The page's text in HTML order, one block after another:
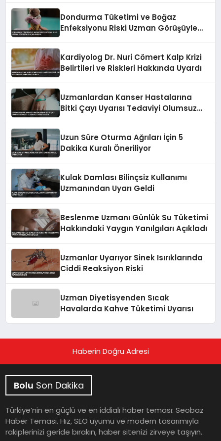
Dondurma Tüketimi ve Boğaz
Enfeksiyonu Riski Uzman Görüşüyle
Kardiyolog Dr. Nuri Cömert Kalp Krizi
Belirtileri ve Riskleri Hakkında Uyardı
Uzmanlardan Kanser Hastalarına
Bitki Çayı Uyarısı Tedaviyi Olumsuz
Uzun Süre Oturma Ağrıları İçin 5
Dakika Kuralı Öneriliyor
Kulak Damlası Bilinçsiz Kullanımı
Uzmanından Uyarı Geldi
Beslenme Uzmanı Günlük Su Tüketimi
Hakkındaki Yaygın Yanılgıları Açıkladı
Uzmanlar Uyarıyor Sinek Isırıklarında
Ciddi Reaksiyon Riski
Uzman Diyetisyenden Sıcak
Havalarda Kahve Tüketimi Uyarısı
Haberin Doğru Adresi
Bolu Son Dakika
Türkiye’nin en güçlü ve en iddialı haber teması: Seobaz
Haber Teması. Hız, SEO uyumu ve modern tasarımıyla
rakiplerinizi geride bırakın, haber sitenizi zirveye taşıyın.